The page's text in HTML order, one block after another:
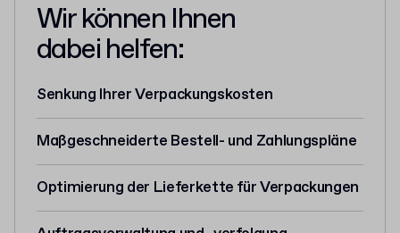
Wir können Ihnen
dabei helfen:
Senkung Ihrer Verpackungskosten
Maßgeschneiderte Bestell- und Zahlungspläne
Optimierung der Lieferkette für Verpackungen